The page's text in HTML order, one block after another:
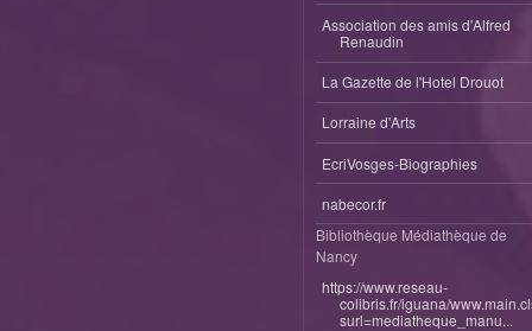
Association des amis d'Alfred
Renaudin
La Gazette de l'Hotel Drouot
Lorraine d'Arts
EcriVosges-Biographies
nabecor.fr
Bibliothèque Médiathèque de
Nancy
https://www.reseau-
colibris.fr/iguana/
surl=mediatheque_manu...